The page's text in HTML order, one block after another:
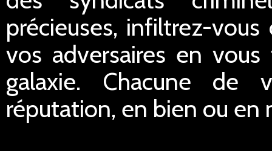
précieuses, infiltrez-
vos adversaires en
galaxie. Chacune de
réputation, en bien ou en